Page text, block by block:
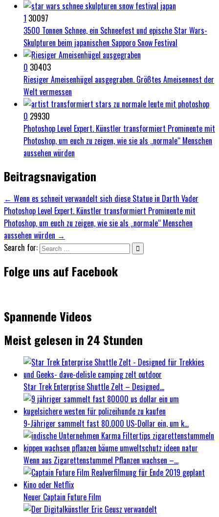
1 30097
3500 Tonnen Schnee, ein Schneefest und epische Star Wars-
Skulpturen beim japanischen Sapporo Snow Festival
0 30403
Riesiger Ameisenhügel ausgegraben. Größtes Ameisennest der
Welt vermessen
0 29930
Photoshop Level Expert. Künstler transformiert Prominente mit
Photoshop, um euch zu zeigen, wie sie als „normale“ Menschen
aussehen würden
Beitragsnavigation
← Wenn es schneit verwandelt sich diese Statue in Darth Vader
Photoshop Level Expert. Künstler transformiert Prominente mit
Photoshop, um euch zu zeigen, wie sie als „normale“ Menschen
aussehen würden →
Search for:
Folge uns auf Facebook
Spannende Videos
Meist gelesen in 24 Stunden
Star Trek Enterprise Shuttle Zelt – Designed...
9-Jähriger sammelt fast 80.000 US-Dollar ein, um k...
Wenn aus Zigarettenstummel Pflanzen wachsen –...
Neuer Captain Future Film